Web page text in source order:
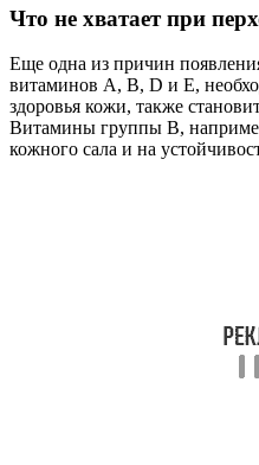
Что не хватает при
Еще одна из причин
витаминов A, B, D и E,
здоровья кожи, также
Витамины группы B,
кожного сала и на